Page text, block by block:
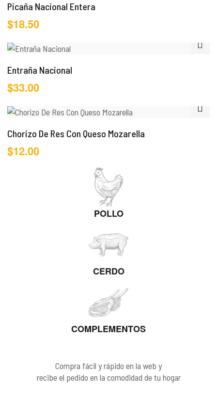
POLLO
CERDO
COMPLEMENTOS
Picaña Nacional Entera
$18.50
Entraña Nacional
$33.00
Chorizo De Res Con Queso Mozarella
$12.00
Compra fácil y rápido en la web y
recibe el pedido en la comodidad de tu hogar